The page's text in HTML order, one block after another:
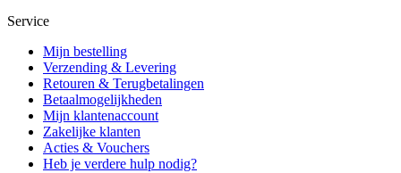
Service
Mijn bestelling
Verzending & Levering
Retouren & Terugbetalingen
Betaalmogelijkheden
Mijn klantenaccount
Zakelijke klanten
Acties & Vouchers
Heb je verdere hulp nodig?